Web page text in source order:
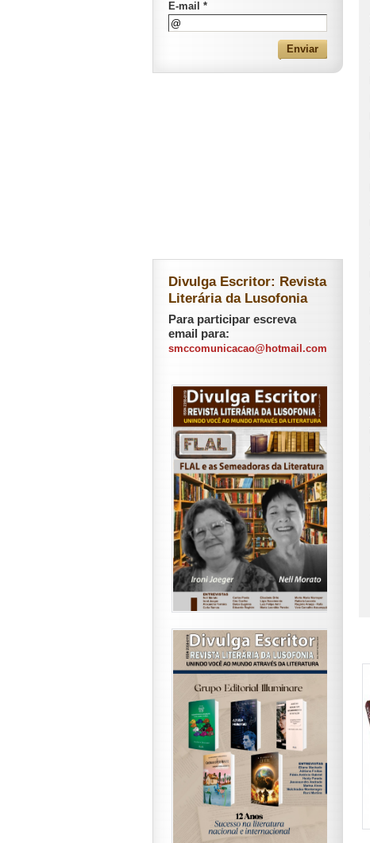
E-mail *
Divulga Escritor: Revista
Literária da Lusofonia
Para participar escreva
email para:
smccomunicacao@hotmail.com